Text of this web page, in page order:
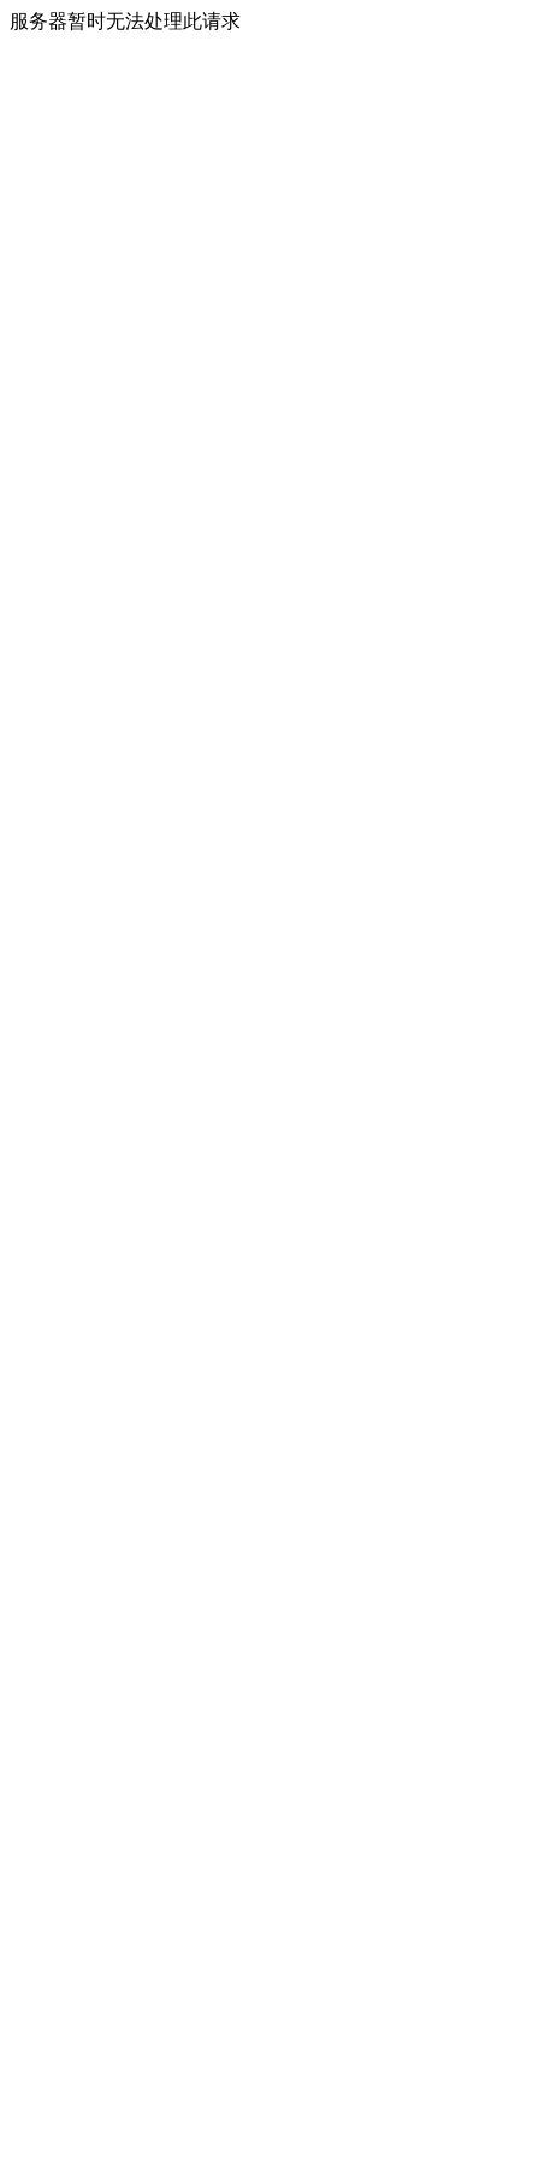
服务器暂时无法处理此请求